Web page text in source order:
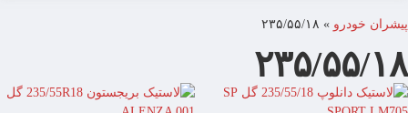
پیشران خودرو » ۲۳۵/۵۵/۱۸
۲۳۵/۵۵/۱۸